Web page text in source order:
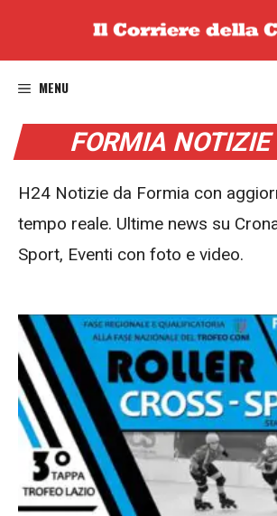
MENU
FORMIA NOTIZIE
H24 Notizie da Formia con
tempo reale. Ultime news su
Sport, Eventi con foto e video.